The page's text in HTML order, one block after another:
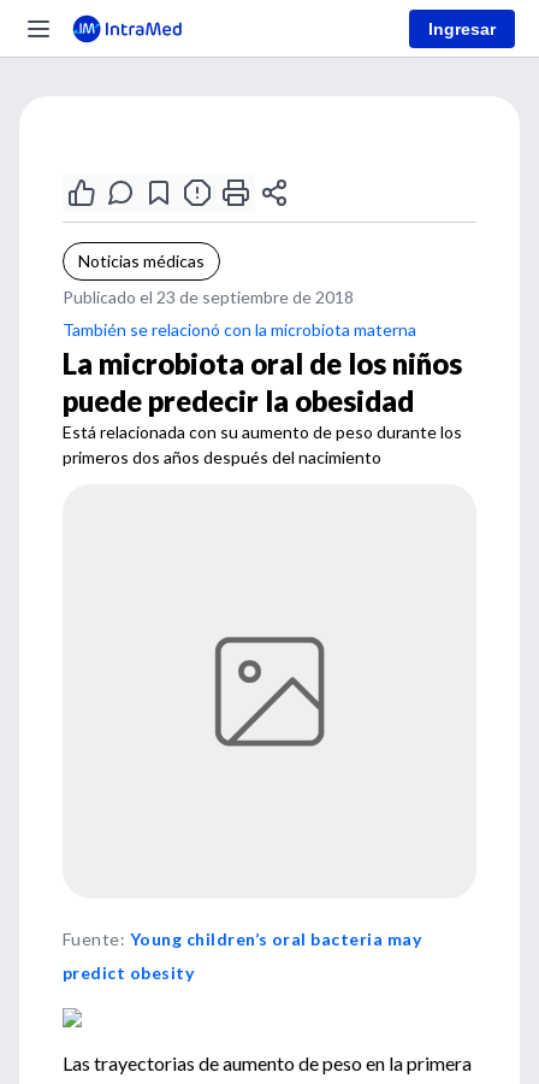
Ingresar
Noticias médicas
Publicado el 23 de septiembre de 2018
También se relacionó con la microbiota materna
La microbiota oral de los niños
puede predecir la obesidad
Está relacionada con su aumento de peso durante los
primeros dos años después del nacimiento
Fuente: Young children’s oral bacteria may
predict obesity
Las trayectorias de aumento de peso en la primera